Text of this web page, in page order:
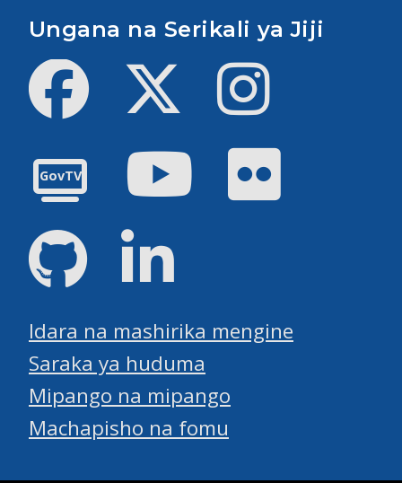
Ungana na Serikali ya Jiji
Facebook Twitter
GovTV
Youtube
GitHub
Idara na mashirika mengine
Saraka ya huduma
Mipango na mipango
Machapisho na fomu